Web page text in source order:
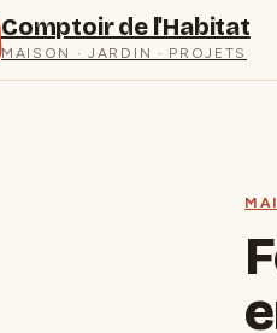
Comptoir de l'Habitat
MAISON · JARDIN · PROJETS